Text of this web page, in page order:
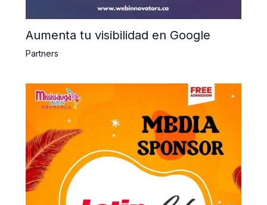
Aumenta tu visibilidad en Google
Partners